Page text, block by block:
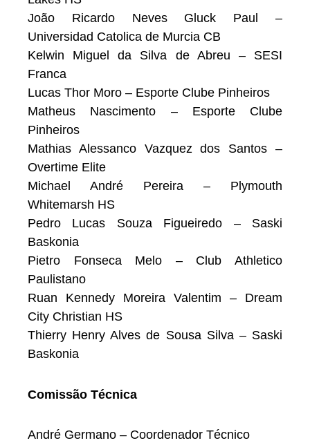
João Ricardo Neves Gluck Paul –
Universidad Catolica de Murcia CB
Kelwin Miguel da Silva de Abreu – SESI
Franca
Lucas Thor Moro – Esporte Clube Pinheiros
Matheus Nascimento – Esporte Clube
Pinheiros
Mathias Alessanco Vazquez dos Santos –
Overtime Elite
Michael André Pereira – Plymouth
Whitemarsh HS
Pedro Lucas Souza Figueiredo – Saski
Baskonia
Pietro Fonseca Melo – Club Athletico
Paulistano
Ruan Kennedy Moreira Valentim – Dream
City Christian HS
Thierry Henry Alves de Sousa Silva – Saski
Baskonia
Comissão Técnica
André Germano – Coordenador Técnico